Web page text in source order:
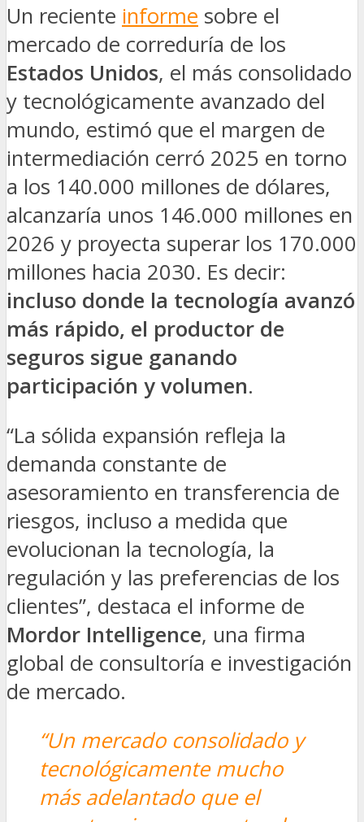
Un reciente informe sobre el
mercado de correduría de los
Estados Unidos, el más consolidado
y tecnológicamente avanzado del
mundo, estimó que el margen de
intermediación cerró 2025 en torno
a los 140.000 millones de dólares,
alcanzaría unos 146.000 millones en
2026 y proyecta superar los 170.000
millones hacia 2030. Es decir:
incluso donde la tecnología avanzó
más rápido, el productor de
seguros sigue ganando
participación y volumen.
“La sólida expansión refleja la
demanda constante de
asesoramiento en transferencia de
riesgos, incluso a medida que
evolucionan la tecnología, la
regulación y las preferencias de los
clientes”, destaca el informe de
Mordor Intelligence, una firma
global de consultoría e investigación
de mercado.
“Un mercado consolidado y
tecnológicamente mucho
más adelantado que el